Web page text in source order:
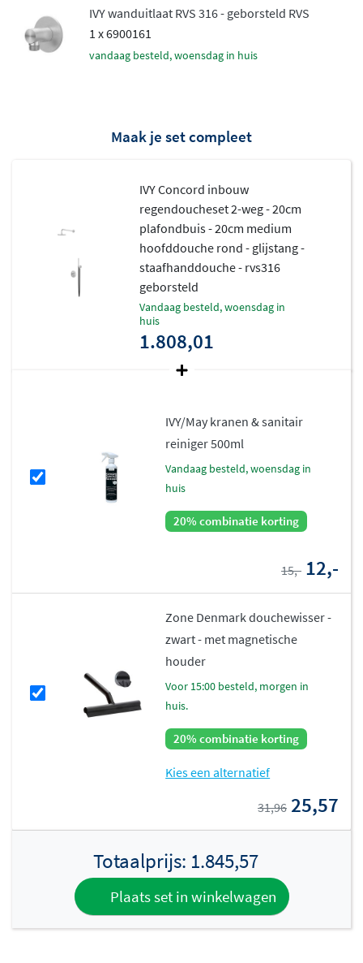
IVY wanduitlaat RVS 316 - geborsteld RVS
1 x 6900161
vandaag besteld, woensdag in huis
Maak je set compleet
IVY Concord inbouw
regendoucheset 2-weg - 20cm
plafondbuis - 20cm medium
hoofddouche rond - glijstang -
staafhanddouche - rvs316
geborsteld
vandaag besteld, woensdag in
huis
1.808,01
IVY/May kranen & sanitair
reiniger 500ml
vandaag besteld, woensdag in
huis
20% combinatie korting
15,- 12,-
Zone Denmark douchewisser -
zwart - met magnetische
houder
voor 15:00 besteld, morgen in
huis.
20% combinatie korting
Kies een alternatief
31,96 25,57
Totaalprijs: 1.845,57
Plaats set in winkelwagen